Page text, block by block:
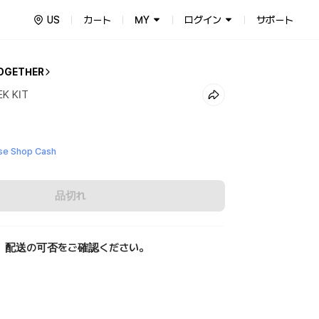
US カート MY ログイン サポート
KIT
Shop Cash
品切れ
配送の可否をご確認ください。